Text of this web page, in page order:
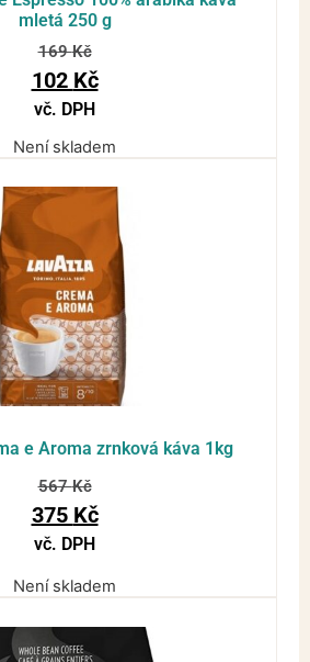
mletá 250 g
169Kč
102 Kč
vč. DPH
Není skladem
e Aroma zrnková káva 1kg
567Kč
375 Kč
vč. DPH
Není skladem